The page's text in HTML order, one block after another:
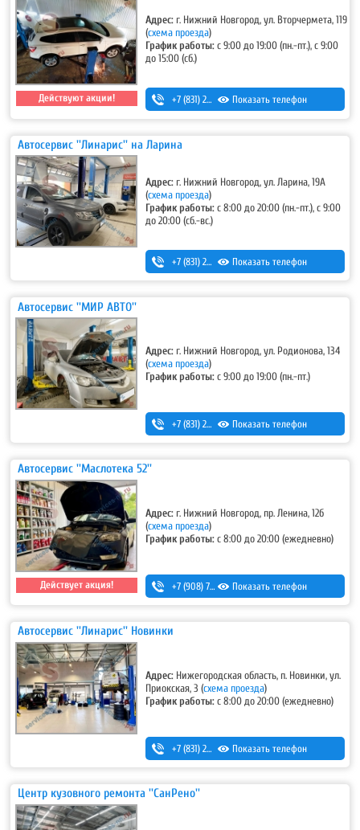
Действуют акции!
Адрес: г. Нижний Новгород, ул. Вторчермета, 119
(схема проезда)
График работы:с 9:00 до 19:00 (пн.-пт.), с 9:00
до 15:00 (сб.)
+7 (831) 257-73-63 ,+7 (831) 415-13-48
Показать телефон
Автосервис ''Линарис'' на Ларина
Адрес: г. Нижний Новгород, ул. Ларина, 19А
(схема проезда)
График работы:с 8:00 до 20:00 (пн.-пт.), с 9:00
до 20:00 (сб.-вс.)
+7 (831) 262-12-62 Показать телефон
Автосервис ''МИР АВТО''
Адрес: г. Нижний Новгород, ул. Родионова, 134
(схема проезда)
График работы:с 9:00 до 19:00 (пн.-пт.)
+7 (831) 283-03-95 ,+7 (831) 434-95-25
Показать телефон
Автосервис ''Маслотека 52''
Действует акция!
Адрес: г. Нижний Новгород, пр. Ленина, 12б
(схема проезда)
График работы:с 8:00 до 20:00 (ежедневно)
+7 (908) 728-99-33 (моб.) ,8 (831) 291-27-33 (гор.)
Показать телефон
Автосервис ''Линарис'' Новинки
Адрес: Нижегородская область, п. Новинки, ул.
Приокская, 3 (схема проезда)
График работы:с 8:00 до 20:00 (ежедневно)
+7 (831) 262-12-18 ,+7-987-081-26-25
Показать телефон
Центр кузовного ремонта ''СанРено''